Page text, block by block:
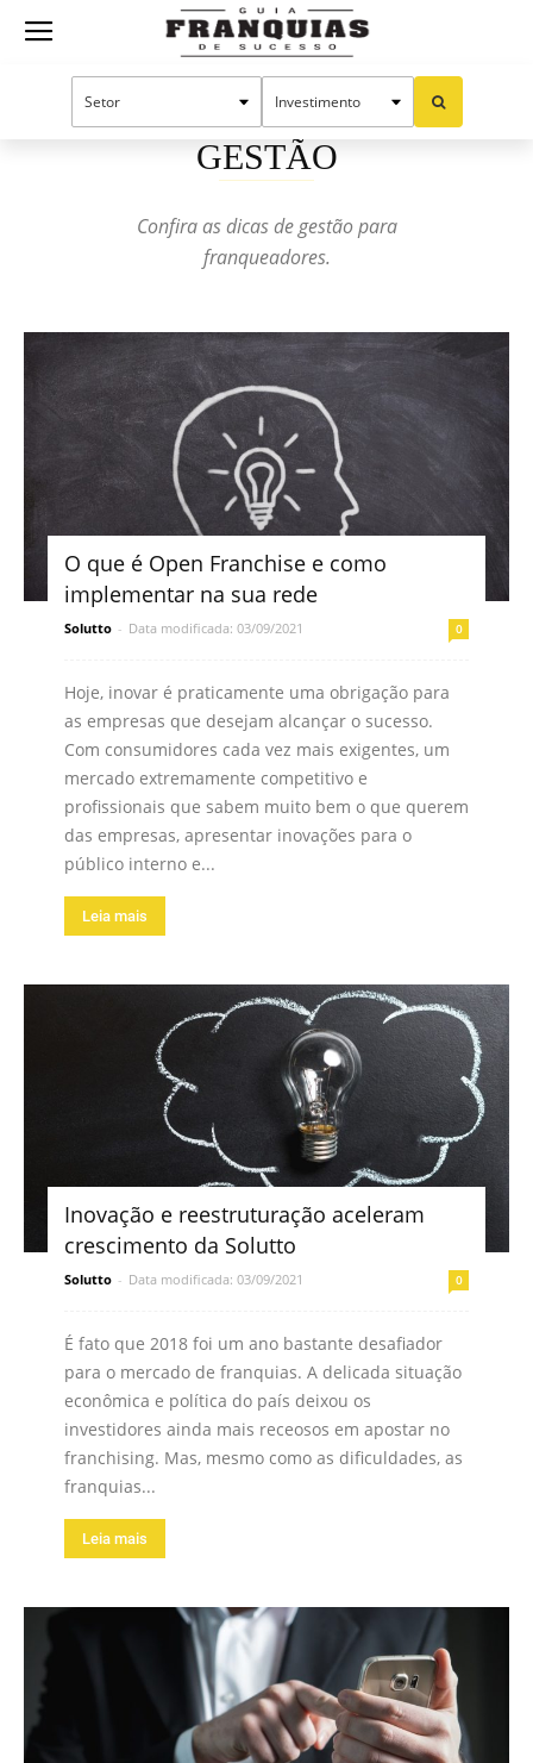
Guia
Sucesso
Manual do sucesso Página 3
GESTÃO
Confira as dicas de gestão para
franqueadores.
O que é Open Franchise e como
implementar na sua rede
Solutto - Data modificada: 03/09/2021 0
Hoje, inovar é praticamente uma obrigação para
as empresas que desejam alcançar o sucesso.
Com consumidores cada vez mais exigentes, um
mercado extremamente competitivo e
profissionais que sabem muito bem o que querem
das empresas, apresentar inovações para o
público interno e...
Leia mais
Inovação e reestruturação aceleram
crescimento da Solutto
Solutto - Data modificada: 03/09/2021 0
É fato que 2018 foi um ano bastante desafiador
para o mercado de franquias. A delicada situação
econômica e política do país deixou os
investidores ainda mais receosos em apostar no
franchising. Mas, mesmo como as dificuldades, as
franquias...
Leia mais